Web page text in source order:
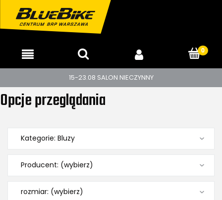
15-23.08 SALON NIECZYNNY
Opcje przeglądania
Kategorie: Bluzy
Producent: (wybierz)
rozmiar: (wybierz)